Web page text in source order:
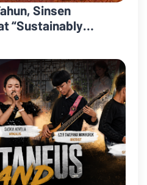
Sinsen
“Sustainably